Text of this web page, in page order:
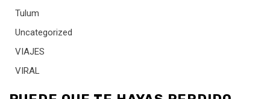
Tulum
Uncategorized
VIAJES
VIRAL